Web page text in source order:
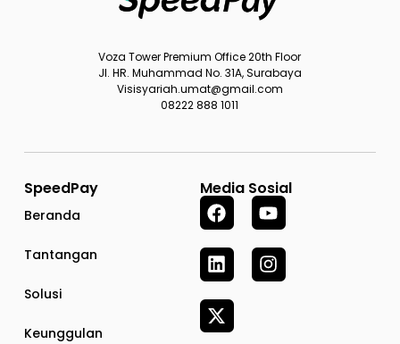
Voza Tower Premium Office 20th Floor
Jl. HR. Muhammad No. 31A, Surabaya
Visisyariah.umat@gmail.com
08222 888 1011
SpeedPay
Beranda
Tantangan
Solusi
Keunggulan
Media Sosial